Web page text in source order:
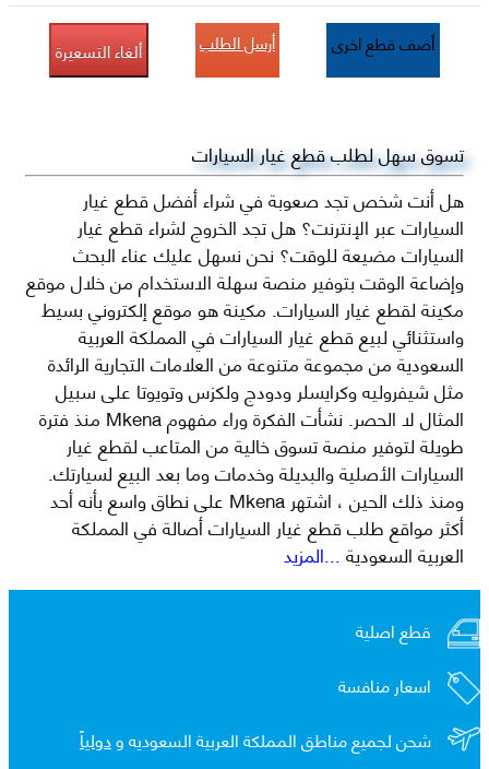
أضف قطع اخرى أرسل الطلب ألغاء التسعيرة
تسوق سهل لطلب قطع غيار السيارات
هل أنت شخص تجد صعوبة في شراء أفضل قطع غيار
السيارات عبر الإنترنت؟ هل تجد الخروج لشراء قطع غيار
السيارات مضيعة للوقت؟ نحن نسهل عليك عناء البحث
وإضاعة الوقت بتوفير منصة سهلة الاستخدام من خلال موقع
مكينة لقطع غيار السيارات. مكينة هو موقع إلكتروني بسيط
واستثنائي لبيع قطع غيار السيارات في المملكة العربية
السعودية من مجموعة متنوعة من العلامات التجارية الرائدة
مثل شيفروليه وكرايسلر ودودج ولكزس وتويوتا على سبيل
المثال لا الحصر. نشأت الفكرة وراء مفهوم Mkena منذ فترة
طويلة لتوفير منصة تسوق خالية من المتاعب لقطع غيار
السيارات الأصلية والبديلة وخدمات وما بعد البيع لسيارتك.
ومنذ ذلك الحين ، اشتهر Mkena على نطاق واسع بأنه أحد
أكثر مواقع طلب قطع غيار السيارات أصالة في المملكة
العربية السعودية...المزيد
قطع اصلية
اسعار منافسة
شحن لجميع مناطق المملكة العربية السعوديه ودولياً